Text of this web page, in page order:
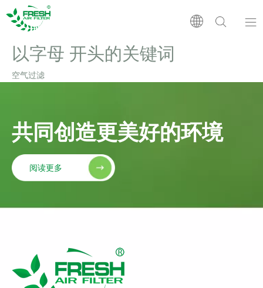
关于我们
以字母 开头的关键词
空气过滤
共同创造更美好的环境
阅读更多